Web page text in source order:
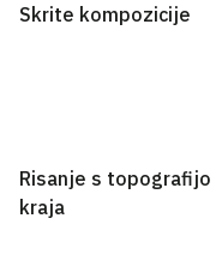
Skrite kompozicije
Risanje s topografijo
kraja